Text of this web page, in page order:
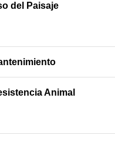
del Paisaje
Animal